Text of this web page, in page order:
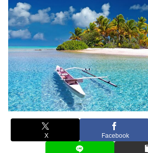
X Facebook